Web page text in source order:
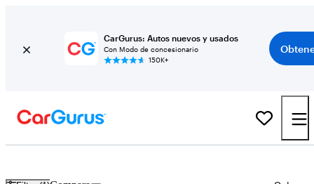
CarGurus: Autos nuevos y usados
Con Modo de concesionario
150K+